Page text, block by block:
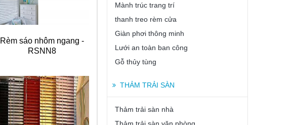
Rèm sáo nhôm ngang -
RSNN8
Mành trúc trang trí
thanh treo rèm cửa
Giàn phơi thông minh
Lưới an toàn ban công
Gỗ thủy tùng
THẢM TRẢI SÀN
Thảm trải sàn nhà